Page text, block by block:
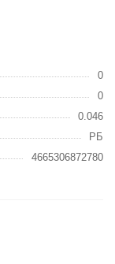
0
0
0.046
РБ
4665306872780